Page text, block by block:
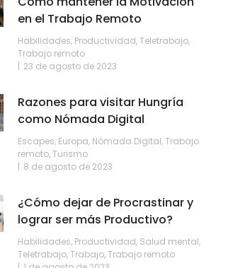
en el Trabajo Remoto
Habilidades, Productividad,Teletrabajo,
Trabajo remoto
23 de agosto de 2023
Razones para visitar Hungría
como Nómada Digital
Escapes, Europa, Nómada Digital,Trabajo
remoto,Turismo
8 de agosto de 2023
¿Cómo dejar de Procrastinar y
lograr ser más Productivo?
Habilidades, Productividad, Salud mental,
Teletrabajo,Trabajo,Trabajo remoto